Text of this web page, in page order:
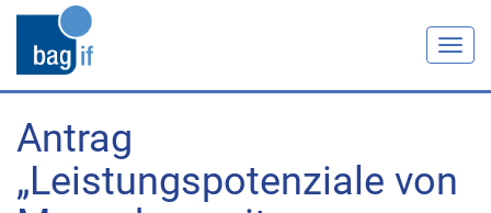
Antrag
„Leistungspotenziale von